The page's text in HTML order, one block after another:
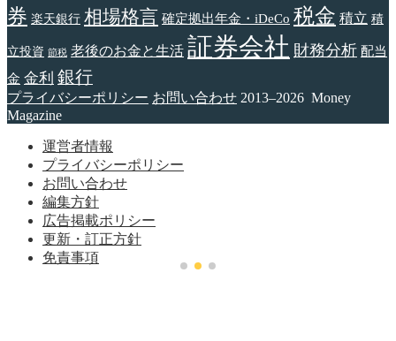
券 楽天銀行 相場格言 確定拠出年金・iDeCo 税金 積立 積
立投資 節税 老後のお金と生活 証券会社 財務分析 配当
金 金利 銀行
プライバシーポリシー お問い合わせ 2013–2026 Money
Magazine
運営者情報
プライバシーポリシー
お問い合わせ
編集方針
広告掲載ポリシー
更新・訂正方針
免責事項